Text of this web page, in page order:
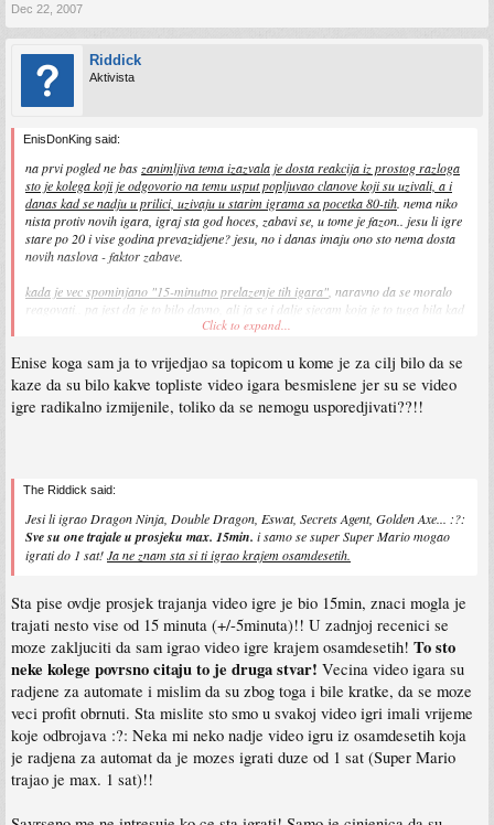
Dec 22, 2007
Riddick
Aktivista
EnisDonKing said:
na prvi pogled ne bas zanimljiva tema izazvala je dosta reakcija iz prostog razloga
sto je kolega koji je odgovorio na temu usput popljuvao clanove koji su uzivali, a i
danas kad se nadju u prilici, uzivaju u starim igrama sa pocetka 80-tih. nema niko
nista protiv novih igara, igraj sta god hoces, zabavi se, u tome je fazon.. jesu li igre
stare po 20 i vise godina prevazidjene? jesu, no i danas imaju ono sto nema dosta
novih naslova - faktor zabave.
kada je vec spominjano "15-minutno prelazenje tih igara" , naravno da se moralo
reagovati.. pa jest da je to bilo davno, ali ja se i dalje sjecam koja je to tuga bila kad
bi starci gasili sve i slali na spavanje, a nesto igras citav dan i jos nisi zavrsio pa
mozda smo vecina glupi za danasnje standarde, ali stare igre po duzini trajanja i
kvaliteti samog gameplaya, su kilometrima ispred danasnjih, strogo komercijalnih
Click to expand...
Enise koga sam ja to vrijedjao sa topicom u kome je za cilj bilo da se
kaze da su bilo kakve topliste video igara besmislene jer su se video
igre radikalno izmijenile, toliko da se nemogu usporedjivati??!!
The Riddick said:
Jesi li igrao Dragon Ninja, Double Dragon, Eswat, Secrets Agent, Golden Axe... :?:
Sve su one trajale u prosjeku max. 15min. i samo se super Super Mario mogao
igrati do 1 sat!Ja ne znam sta si ti igrao krajem osamdesetih.
Sta pise ovdje prosjek trajanja video igre je bio 15min, znaci mogla je
trajati nesto vise od 15 minuta (+/-5minuta)!! U zadnjoj recenici se
moze zakljuciti da sam igrao video igre krajem osamdesetih! To sto
neke kolege povrsno citaju to je druga stvar! Vecina video igara su
radjene za automate i mislim da su zbog toga i bile kratke, da se moze
veci profit obrnuti. Sta mislite sto smo u svakoj video igri imali vrijeme
koje odbrojava :?: Neka mi neko nadje video igru iz osamdesetih koja
je radjena za automat da je mozes igrati duze od 1 sat (Super Mario
trajao je max. 1 sat)!!